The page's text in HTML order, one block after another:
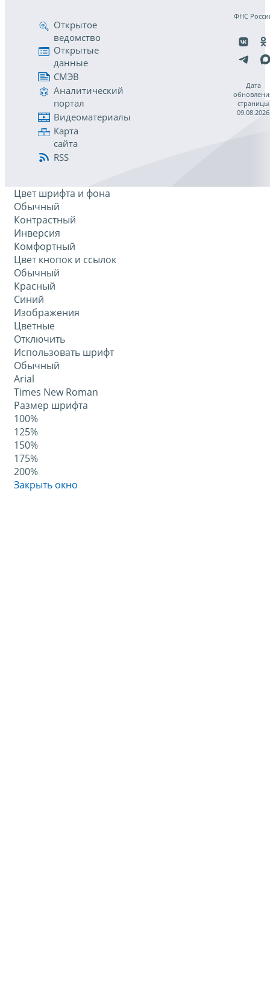
Открытое
ведомство
Открытые
данные
СМЭВ
Аналитический
портал
Видеоматериалы
Карта
сайта
RSS
ФНС
Дата
страницы
09.08.2026
Цвет шрифта и фона
Обычный
Контрастный
Инверсия
Комфортный
Цвет кнопок и ссылок
Обычный
Красный
Синий
Изображения
Цветные
Отключить
Использовать шрифт
Обычный
Arial
Times New Roman
Размер шрифта
100%
125%
150%
175%
200%
Закрыть окно